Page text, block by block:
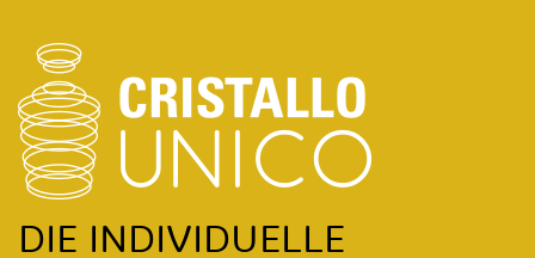
DIE INDIVIDUELLE